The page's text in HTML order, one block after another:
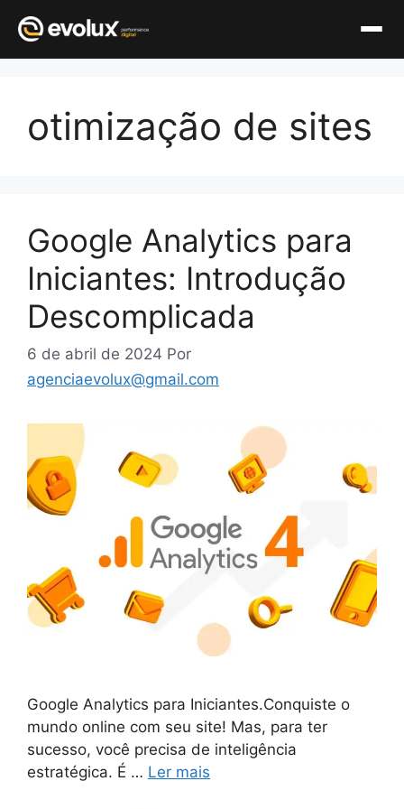
conteúdo
otimização de sites
Google Analytics para
Iniciantes: Introdução
Descomplicada
6 de abril de 2024 Por
agenciaevolux@gmail.com
Google Analytics para Iniciantes.Conquiste o
mundo online com seu site! Mas, para ter
sucesso, você precisa de inteligência
estratégica. É … Ler mais